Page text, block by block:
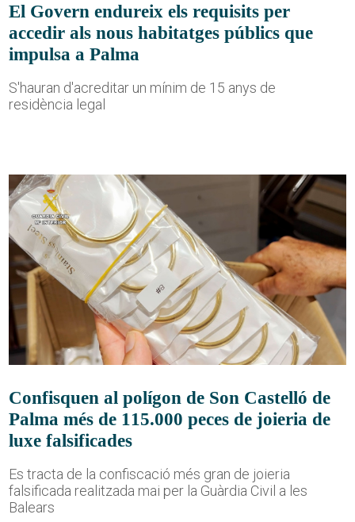
El Govern endureix els requisits per
accedir als nous habitatges públics que
impulsa a Palma
S'hauran d'acreditar un mínim de 15 anys de
residència legal
Confisquen al polígon de Son Castelló de
Palma més de 115.000 peces de joieria de
luxe falsificades
Es tracta de la confiscació més gran de joieria
falsificada realitzada mai per la Guàrdia Civil a les
Balears